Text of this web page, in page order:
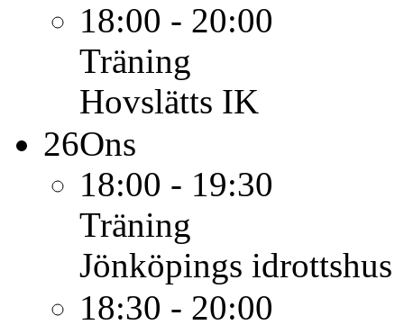
18:00 - 20:00
Träning
Hovslätts IK
26Ons
18:00 - 19:30
Träning
Jönköpings idrottshus
18:30 - 20:00